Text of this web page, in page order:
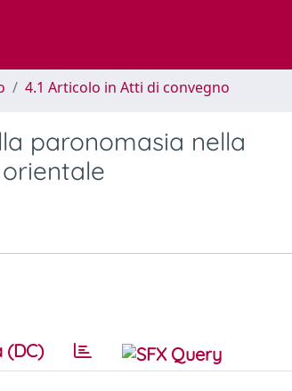
4.1 Articolo in Atti di convegno
paronomasia nella
(DC)